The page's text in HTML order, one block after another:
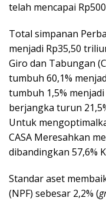
telah mencapai
Total simpanan
menjadi Rp35,50
Giro dan Tabungan
tumbuh 60,1%
tumbuh 1,5%
berjangka turun
Untuk
CASA Meresahkan
dibandingkan 57,6%
Standar aset
(NPF) sebesar 2,2% (